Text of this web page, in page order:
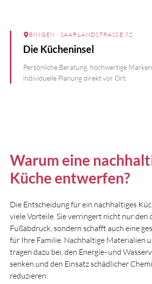
BINGEN · SAARLANDSTRASSE 72
Die Kücheninsel
Persönliche Beratung, hochwertige
individuelle Planung direkt vor Ort.
Warum eine
Küche entwerfen?
Die Entscheidung für ein nachhaltiges
viele Vorteile. Sie verringert nicht nur den
Fußabdruck, sondern schafft auch eine
für Ihre Familie. Nachhaltige Materialien
tragen dazu bei, den Energie- und
senken und den Einsatz schädlicher
reduzieren.